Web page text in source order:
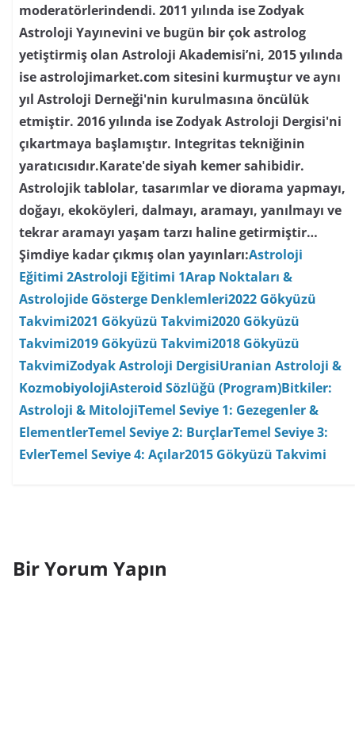
moderatörlerindendi. 2011 yılında ise Zodyak
Astroloji Yayınevini ve bugün bir çok astrolog
yetiştirmiş olan Astroloji Akademisi’ni, 2015 yılında
ise astrolojimarket.com sitesini kurmuştur ve aynı
yıl Astroloji Derneği'nin kurulmasına öncülük
etmiştir. 2016 yılında ise Zodyak Astroloji Dergisi'ni
çıkartmaya başlamıştır. Integritas tekniğinin
yaratıcısıdır.Karate'de siyah kemer sahibidir.
Astrolojik tablolar, tasarımlar ve diorama yapmayı,
doğayı, ekoköyleri, dalmayı, aramayı, yanılmayı ve
tekrar aramayı yaşam tarzı haline getirmiştir…
Şimdiye kadar çıkmış olan yayınları:Astroloji
Eğitimi 2Astroloji Eğitimi 1Arap Noktaları &
Astrolojide Gösterge Denklemleri2022 Gökyüzü
Takvimi2021 Gökyüzü Takvimi2020 Gökyüzü
Takvimi2019 Gökyüzü Takvimi2018 Gökyüzü
TakvimiZodyak Astroloji DergisiUranian Astroloji &
KozmobiyolojiAsteroid Sözlüğü (Program)Bitkiler:
Astroloji & MitolojiTemel Seviye 1: Gezegenler &
ElementlerTemel Seviye 2: BurçlarTemel Seviye 3:
EvlerTemel Seviye 4: Açılar2015 Gökyüzü Takvimi
Bir Yorum Yapın